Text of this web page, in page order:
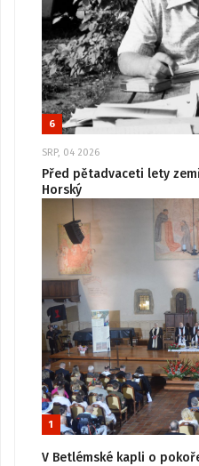
6
SRP, 04 2026
Před pětadvaceti lety
Horský
1
V Betlémské kapli o